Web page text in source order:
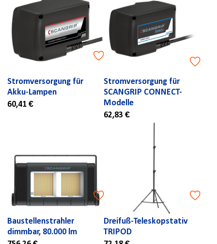
Stromversorgung für
Akku-Lampen
60,41 €
Stromversorgung für
SCANGRIP CONNECT-
Modelle
62,83 €
Baustellenstrahler
dimmbar, 80.000 lm
Dreifuß-Teleskopstativ
TRIPOD